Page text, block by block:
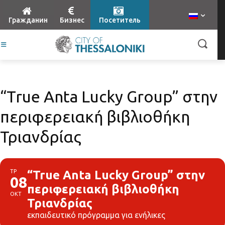
Гражданин Бизнес Посетитель
“True Anta Lucky Group” στην
περιφερειακή βιβλιοθήκη
Τριανδρίας
ΤΡ
08
ΟΚΤ
“True Anta Lucky Group” στην
περιφερειακή βιβλιοθήκη
Τριανδρίας
εκπαιδευτικό πρόγραμμα για ενήλικες